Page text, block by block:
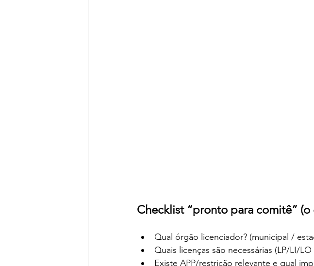
Checklist “pronto para comitê”
Qual órgão licenciador? (municipal /
Quais licenças são necessárias (LP/LI/
Existe APP/restrição relevante e qual